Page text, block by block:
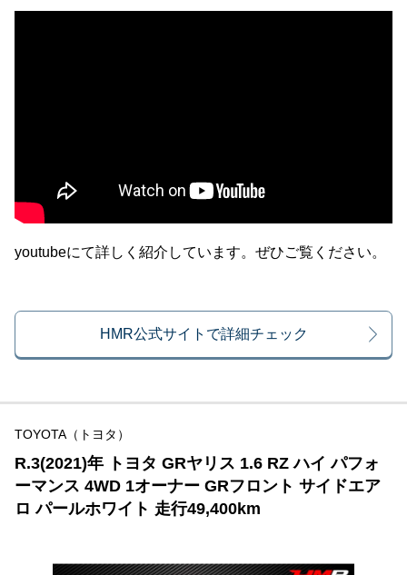
youtubeにて詳しく紹介しています。ぜひご覧ください。
HMR公式サイトで詳細チェック
TOYOTA（トヨタ）
R.3(2021)年 トヨタ GRヤリス 1.6 RZ ハイ パフォ
ーマンス 4WD 1オーナー GRフロント サイドエア
ロ パールホワイト 走行49,400km